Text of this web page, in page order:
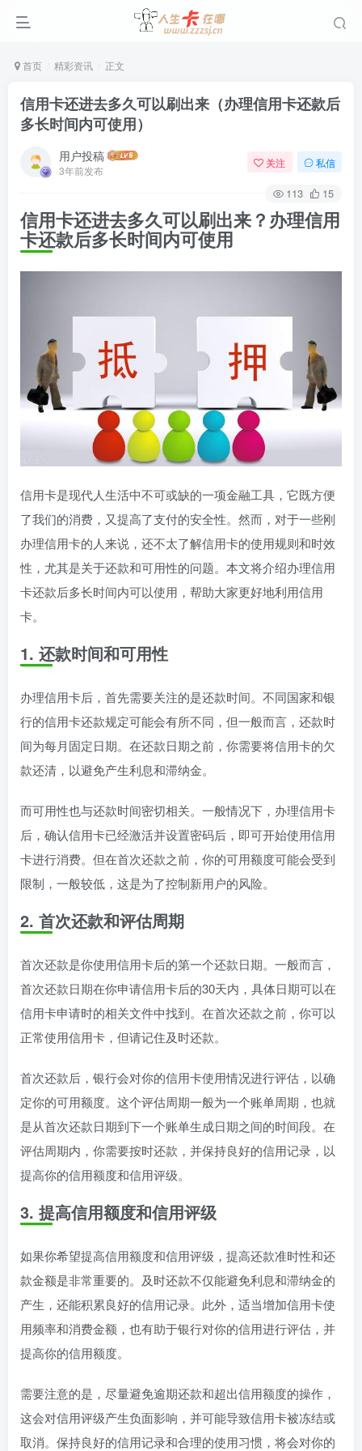
首页 精彩资讯 正文
信用卡还进去多久可以刷出来（办理信用卡还款后
多长时间内可使用）
用户投稿
3年前发布
关注 私信
113 15
信用卡还进去多久可以刷出来？办理信用
卡还款后多长时间内可使用
信用卡是现代人生活中不可或缺的一项金融工具，它既方便
了我们的消费，又提高了支付的安全性。然而，对于一些刚
办理信用卡的人来说，还不太了解信用卡的使用规则和时效
性，尤其是关于还款和可用性的问题。本文将介绍办理信用
卡还款后多长时间内可以使用，帮助大家更好地利用信用
卡。
1. 还款时间和可用性
办理信用卡后，首先需要关注的是还款时间。不同国家和银
行的信用卡还款规定可能会有所不同，但一般而言，还款时
间为每月固定日期。在还款日期之前，你需要将信用卡的欠
款还清，以避免产生利息和滞纳金。
而可用性也与还款时间密切相关。一般情况下，办理信用卡
后，确认信用卡已经激活并设置密码后，即可开始使用信用
卡进行消费。但在首次还款之前，你的可用额度可能会受到
限制，一般较低，这是为了控制新用户的风险。
2. 首次还款和评估周期
首次还款是你使用信用卡后的第一个还款日期。一般而言，
首次还款日期在你申请信用卡后的30天内，具体日期可以在
信用卡申请时的相关文件中找到。在首次还款之前，你可以
正常使用信用卡，但请记住及时还款。
首次还款后，银行会对你的信用卡使用情况进行评估，以确
定你的可用额度。这个评估周期一般为一个账单周期，也就
是从首次还款日期到下一个账单生成日期之间的时间段。在
评估周期内，你需要按时还款，并保持良好的信用记录，以
提高你的信用额度和信用评级。
3. 提高信用额度和信用评级
如果你希望提高信用额度和信用评级，提高还款准时性和还
款金额是非常重要的。及时还款不仅能避免利息和滞纳金的
产生，还能积累良好的信用记录。此外，适当增加信用卡使
用频率和消费金额，也有助于银行对你的信用进行评估，并
提高你的信用额度。
需要注意的是，尽量避免逾期还款和超出信用额度的操作，
这会对信用评级产生负面影响，并可能导致信用卡被冻结或
取消。保持良好的信用记录和合理的使用习惯，将会对你的